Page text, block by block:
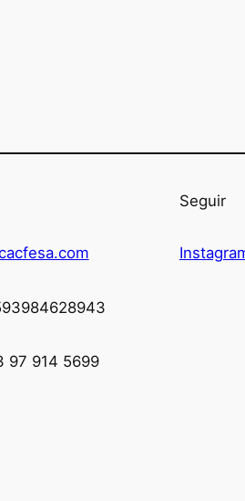
97 914 5699
Seguir